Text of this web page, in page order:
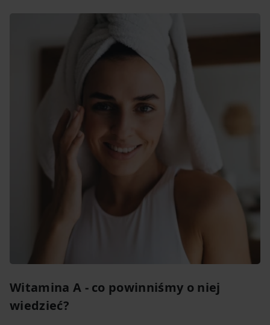
Witamina A - co powinniśmy o niej
wiedzieć?